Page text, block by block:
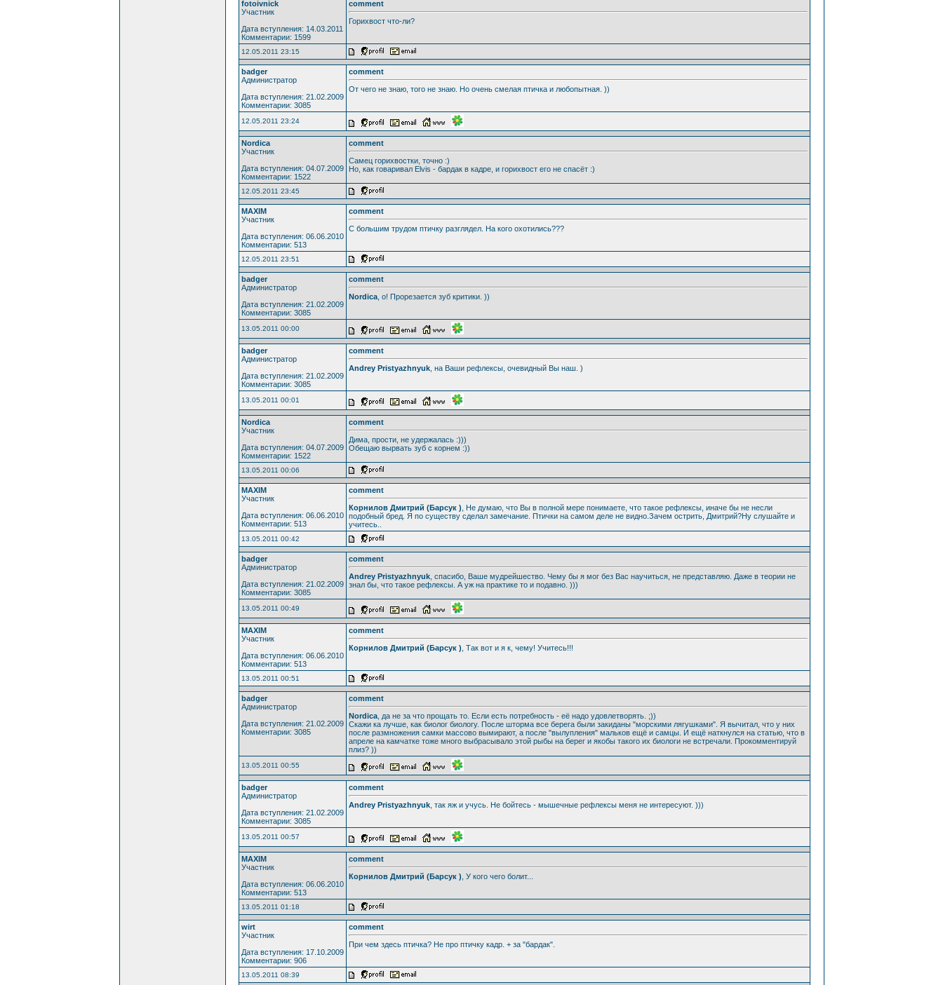
fotoivnick
Участник
Дата вступления: 14.03.2011
Комментарии: 1599
comment
Горихвост что-ли?
12.05.2011 23:15
badger
Администратор
Дата вступления: 21.02.2009
Комментарии: 3085
comment
От чего не знаю, того не знаю. Но очень смелая птичка и любопытная. ))
12.05.2011 23:24
Nordica
Участник
Дата вступления: 04.07.2009
Комментарии: 1522
comment
Самец горихвостки, точно :)
Но, как говаривал Elvis - бардак в кадре, и горихвост его не спасёт :)
12.05.2011 23:45
MAXIM
Участник
Дата вступления: 06.06.2010
Комментарии: 513
comment
С большим трудом птичку разглядел. На кого охотились???
12.05.2011 23:51
badger
Администратор
Дата вступления: 21.02.2009
Комментарии: 3085
comment
Nordica, о! Прорезается зуб критики. ))
13.05.2011 00:00
badger
Администратор
Дата вступления: 21.02.2009
Комментарии: 3085
comment
Andrey Pristyazhnyuk, на Ваши рефлексы, очевидный Вы наш. )
13.05.2011 00:01
Nordica
Участник
Дата вступления: 04.07.2009
Комментарии: 1522
comment
Дима, прости, не удержалась :)))
Обещаю вырвать зуб с корнем :))
13.05.2011 00:06
MAXIM
Участник
Дата вступления: 06.06.2010
Комментарии: 513
comment
Корнилов Дмитрий (Барсук ) , Не думаю, что Вы в полной мере понимаете, что такое рефлексы, иначе бы не несли
подобный бред. Я по существу сделал замечание. Птички на самом деле не видно.Зачем острить, Дмитрий?Ну слушайте и
учитесь..
13.05.2011 00:42
badger
Администратор
Дата вступления: 21.02.2009
Комментарии: 3085
comment
Andrey Pristyazhnyuk, спасибо, Ваше мудрейшество. Чему бы я мог без Вас научиться, не представляю. Даже в теории не
знал бы, что такое рефлексы. А уж на практике то и подавно. )))
13.05.2011 00:49
MAXIM
Участник
Дата вступления: 06.06.2010
Комментарии: 513
comment
Корнилов Дмитрий (Барсук ) , Так вот и я к, чему! Учитесь!!!
13.05.2011 00:51
badger
Администратор
Дата вступления: 21.02.2009
Комментарии: 3085
comment
Nordica, да не за что прощать то. Если есть потребность - её надо удовлетворять. ;))
Скажи ка лучше, как биолог биологу. После шторма все берега были закиданы "морскими лягушками". Я вычитал, что у них
после размножения самки массово вымирают, а после "вылупления" мальков ещё и самцы. И ещё наткнулся на статью, что в
апреле на камчатке тоже много выбрасывало этой рыбы на берег и якобы такого их биологи не встречали. Прокомментируй
плиз? ))
13.05.2011 00:55
badger
Администратор
Дата вступления: 21.02.2009
Комментарии: 3085
comment
Andrey Pristyazhnyuk, так яж и учусь. Не бойтесь - мышечные рефлексы меня не интересуют. )))
13.05.2011 00:57
MAXIM
Участник
Дата вступления: 06.06.2010
Комментарии: 513
comment
Корнилов Дмитрий (Барсук ) , У кого чего болит...
13.05.2011 01:18
wirt
Участник
Дата вступления: 17.10.2009
Комментарии: 906
comment
При чем здесь птичка? Не про птичку кадр. + за "бардак".
13.05.2011 08:39